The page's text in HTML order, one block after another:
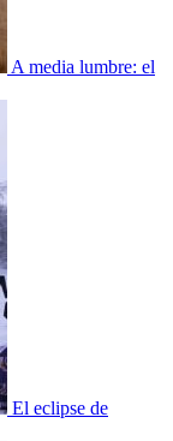
A media lumbre: el
El eclipse de